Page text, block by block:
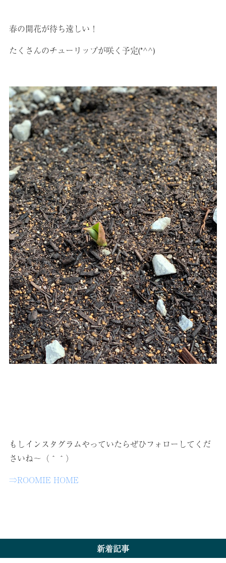
春の開花が待ち遠しい！
たくさんのチューリップが咲く予定(*^^)
もしインスタグラムやっていたらぜひフォローしてくだ
さいね～（＾＾）
⇒ROOMIE HOME
新着記事